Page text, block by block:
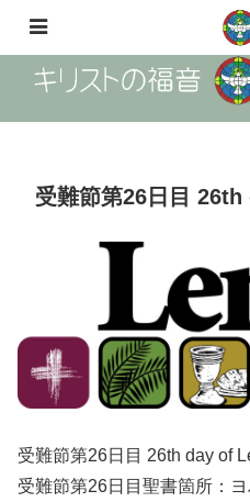
The Gosple of Christ
受難節第26日目
受難節第26日目 26th day of
受難節第26日目聖書箇所：